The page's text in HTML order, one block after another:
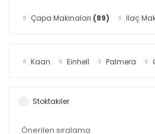
Çapa Makinaları (89) İlaç
Kaan Einhell Palmera
Stoktakiler